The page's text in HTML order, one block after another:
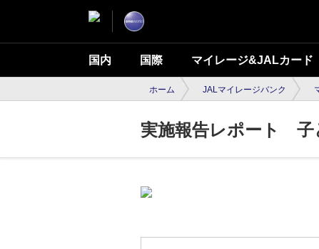
国内 国際 マイレージ&JALカード
ホーム JALマイレージバンク
実施報告レポート 子